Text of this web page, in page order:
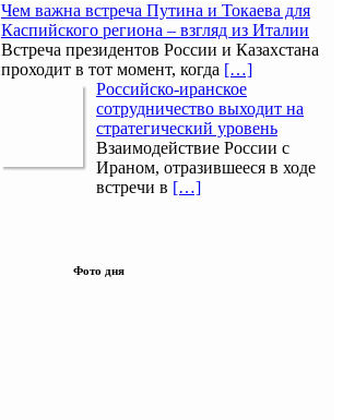
Чем важна встреча Путина и Токаева для
Каспийского региона – взгляд из Италии
Встреча президентов России и Казахстана
проходит в тот момент, когда […]
Российско-иранское
сотрудничество выходит на
стратегический уровень
Взаимодействие России с
Ираном, отразившееся в ходе
встречи в […]
Фото дня